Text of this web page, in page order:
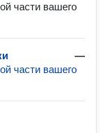
части вашего
—
части вашего